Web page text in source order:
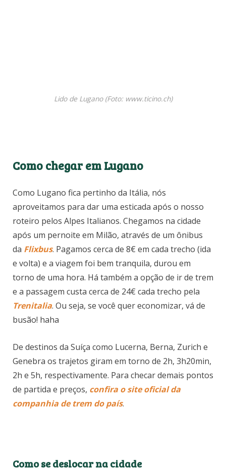
Lido de Lugano (Foto: www.ticino.ch)
Como chegar em Lugano
Como Lugano fica pertinho da Itália, nós
aproveitamos para dar uma esticada após o nosso
roteiro pelos Alpes Italianos. Chegamos na cidade
após um pernoite em Milão, através de um ônibus
da Flixbus. Pagamos cerca de 8€ em cada trecho (ida
e volta) e a viagem foi bem tranquila, durou em
torno de uma hora. Há também a opção de ir de trem
e a passagem custa cerca de 24€ cada trecho pela
Trenitalia. Ou seja, se você quer economizar, vá de
busão! haha
De destinos da Suíça como Lucerna, Berna, Zurich e
Genebra os trajetos giram em torno de 2h, 3h20min,
2h e 5h, respectivamente. Para checar demais pontos
de partida e preços, confira o site oficial da
companhia de trem do país.
Como se deslocar na cidade